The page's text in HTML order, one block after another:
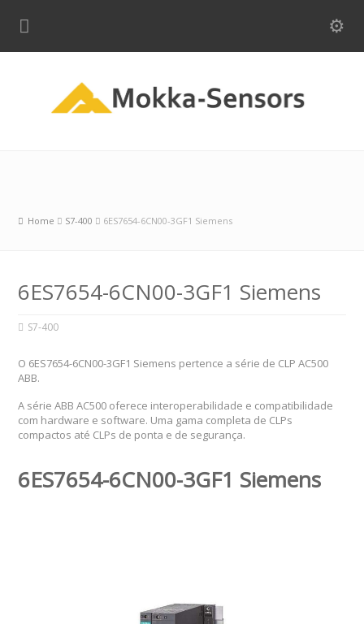
Home S7-400 6ES7654-6CN00-3GF1 Siemens
6ES7654-6CN00-3GF1 Siemens
S7-400
O 6ES7654-6CN00-3GF1 Siemens pertence a série de CLP AC500
ABB.
A série ABB AC500 oferece interoperabilidade e compatibilidade
com hardware e software. Uma gama completa de CLPs
compactos até CLPs de ponta e de segurança.
6ES7654-6CN00-3GF1 Siemens